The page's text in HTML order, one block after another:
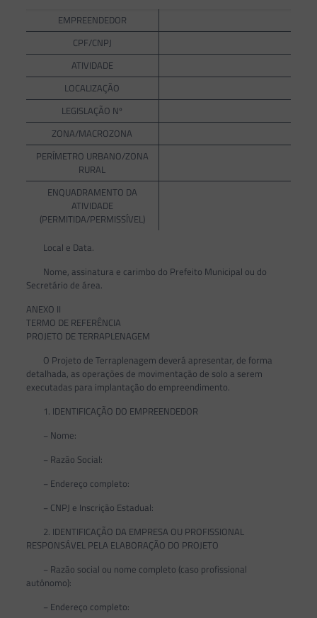
EMPREENDEDOR
CPF/CNPJ
ATIVIDADE
LOCALIZAÇÃO
LEGISLAÇÃO Nº
ZONA/MACROZONA
PERÍMETRO URBANO/ZONA
RURAL
ENQUADRAMENTO DA
ATIVIDADE
(PERMITIDA/PERMISSÍVEL)
Local e Data.
Nome, assinatura e carimbo do Prefeito Municipal ou do
Secretário de área.
ANEXO II
TERMO DE REFERÊNCIA
PROJETO DE TERRAPLENAGEM
O Projeto de Terraplenagem deverá apresentar, de forma
detalhada, as operações de movimentação de solo a serem
executadas para implantação do empreendimento.
1. IDENTIFICAÇÃO DO EMPREENDEDOR
− Nome:
− Razão Social:
− Endereço completo:
− CNPJ e Inscrição Estadual:
2. IDENTIFICAÇÃO DA EMPRESA OU PROFISSIONAL
RESPONSÁVEL PELA ELABORAÇÃO DO PROJETO
− Razão social ou nome completo (caso profissional
autônomo):
− Endereço completo: